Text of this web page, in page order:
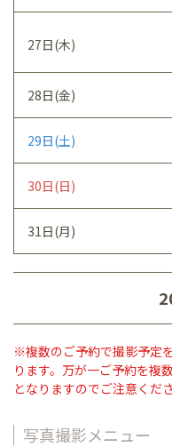
27日(木)
28日(金)
29日(土)
30日(日)
31日(月)
※複数のご予約で撮影予定
ります。万が一ご予約を複
となりますのでご注意くださ
写真撮影メニュー